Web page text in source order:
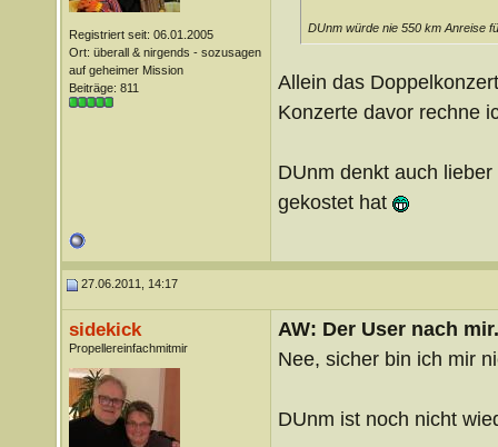
Registriert seit: 06.01.2005
Ort: überall & nirgends - sozusagen
auf geheimer Mission
Beiträge: 811
DUnm würde nie 550 km Anreise
Allein das
Konzerte davor rechne
DUnm denkt auch
gekostet hat
27.06.2011, 14:17
sidekick
Propellereinfachmitmir
AW: Der User nach
Nee, sicher bin ich mir
DUnm ist noch nicht